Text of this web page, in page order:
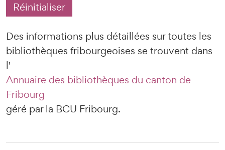
Réinitialiser
Des informations plus détaillées sur toutes les
bibliothèques fribourgeoises se trouvent dans
l'
Annuaire des bibliothèques du canton de
Fribourg
géré par la BCU Fribourg.